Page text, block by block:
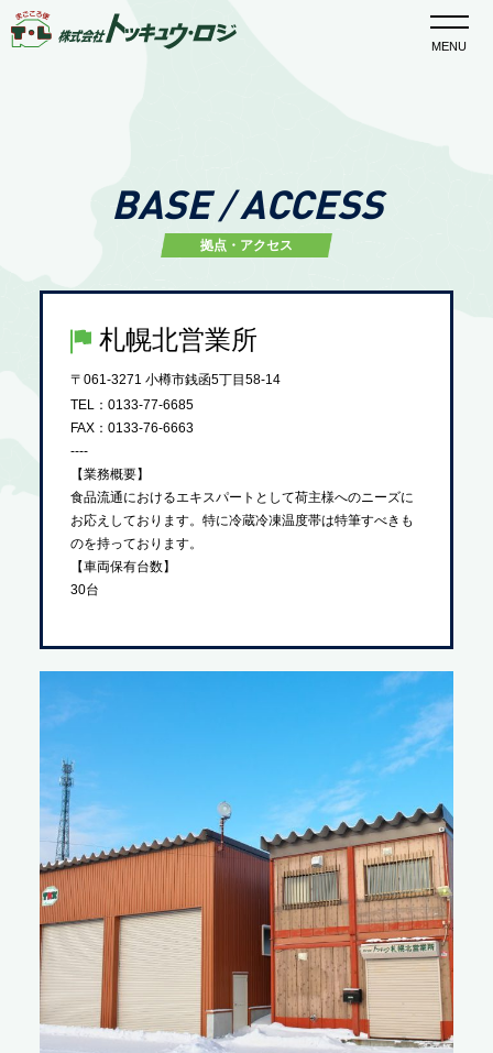
MENU
BASE/ACCESS
拠点・アクセス
札幌北営業所
〒061-3271 小樽市銭函5丁目58-14
TEL：0133-77-6685
FAX：0133-76-6663
----
【業務概要】
食品流通におけるエキスパートとして荷主様へのニーズに
お応えしております。特に冷蔵冷凍温度帯は特筆すべきも
のを持っております。
【車両保有台数】
30台